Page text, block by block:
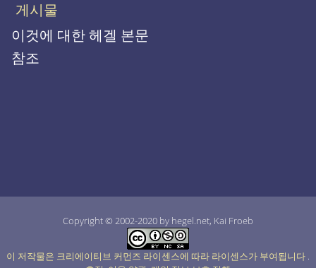
게시물
이것에 대한 헤겔 본문
참조
Copyright © 2002-2020 by hegel.net, Kai Froeb
이 저작물은 크리에이티브 커먼즈 라이센스에 따라 라이센스가 부여됩니다 .